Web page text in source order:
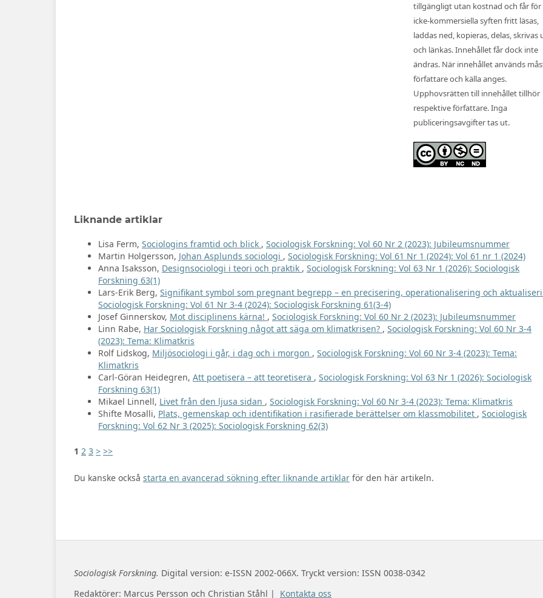
tillgängligt utan kostnad och får för
icke-kommersiella syften fritt läsas,
laddas ned, kopieras, delas, skrivas
och länkas. Innehållet får dock inte
ändras. När innehållet används
författare och källa anges.
Upphovsrätten till innehållet tillhör
respektive författare. Inga
publiceringsavgifter tas ut.
Liknande artiklar
Lisa Ferm, Sociologins framtid och blick , Sociologisk Forskning: Vol 60 Nr 2 (2023): Jubileumsnummer
Martin Holgersson, Johan Asplunds sociologi , Sociologisk Forskning: Vol 61 Nr 1 (2024): Vol 61 nr 1 (2024)
Anna Isaksson, Designsociologi i teori och praktik , Sociologisk Forskning: Vol 63 Nr 1 (2026): Sociologisk
Forskning 63(1)
Lars-Erik Berg, Signifikant symbol som pregnant begrepp – en precisering, operationalisering och
Sociologisk Forskning: Vol 61 Nr 3-4 (2024): Sociologisk Forskning 61(3-4)
Josef Ginnerskov, Mot disciplinens kärna! , Sociologisk Forskning: Vol 60 Nr 2 (2023): Jubileumsnummer
Linn Rabe, Har Sociologisk Forskning något att säga om klimatkrisen? , Sociologisk Forskning: Vol 60 Nr 3-4
(2023): Tema: Klimatkris
Rolf Lidskog, Miljösociologi i går, i dag och i morgon , Sociologisk Forskning: Vol 60 Nr 3-4 (2023): Tema:
Klimatkris
Carl-Göran Heidegren, Att poetisera – att teoretisera , Sociologisk Forskning: Vol 63 Nr 1 (2026): Sociologisk
Forskning 63(1)
Mikael Linnell, Livet från den ljusa sidan , Sociologisk Forskning: Vol 60 Nr 3-4 (2023): Tema: Klimatkris
Shifte Mosalli, Plats, gemenskap och identifikation i rasifierade berättelser om klassmobilitet , Sociologisk
Forskning: Vol 62 Nr 3 (2025): Sociologisk Forskning 62(3)
1 2 3 > >>
Du kanske också starta en avancerad sökning efter liknande artiklar för den här artikeln.
Sociologisk Forskning. Digital version: e-ISSN 2002-066X. Tryckt version: ISSN 0038-0342
Redaktörer: Marcus Persson och Christian Ståhl | Kontakta oss